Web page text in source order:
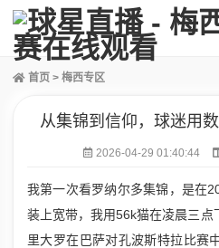
首页 > 梅西专区
从集锦到信仰，球迷用
2026-04-29 01:40:44
我第一次看罗纳尔多集锦，是在
装上宽带，我用56k猫在凌晨三
里大罗在巴萨对孔波斯特拉比赛